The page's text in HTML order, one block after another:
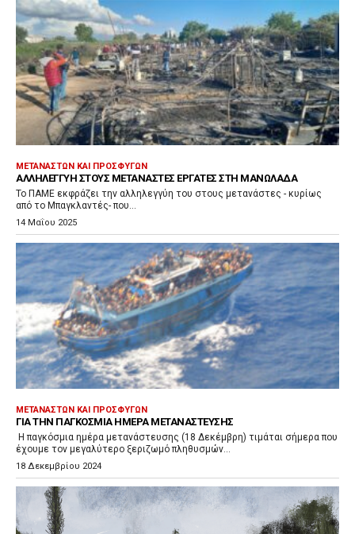
ΜΕΤΑΝΑΣΤΏΝ ΚΑΙ ΠΡΟΣΦΎΓΩΝ
ΑΛΛΗΛΕΓΓΎΗ ΣΤΟΥΣ ΜΕΤΑΝΆΣΤΕΣ ΕΡΓΆΤΕΣ ΣΤΗ ΜΑΝΩΛΆΔΑ
Το ΠΑΜΕ εκφράζει την αλληλεγγύη του στους μετανάστες - κυρίως
από το Μπαγκλαντές- που...
14 Μαΐου 2025
ΜΕΤΑΝΑΣΤΏΝ ΚΑΙ ΠΡΟΣΦΎΓΩΝ
ΓΙΑ ΤΗΝ ΠΑΓΚΌΣΜΙΑ ΗΜΈΡΑ ΜΕΤΑΝΆΣΤΕΥΣΗΣ
Η παγκόσμια ημέρα μετανάστευσης (18 Δεκέμβρη) τιμάται σήμερα που
έχουμε τον μεγαλύτερο ξεριζωμό πληθυσμών...
18 Δεκεμβρίου 2024